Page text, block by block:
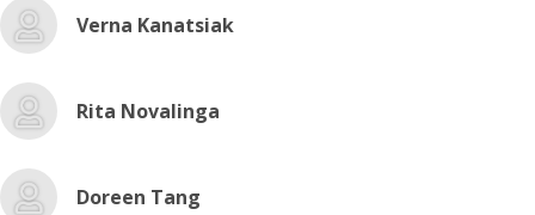
Verna Kanatsiak
Rita Novalinga
Doreen Tang